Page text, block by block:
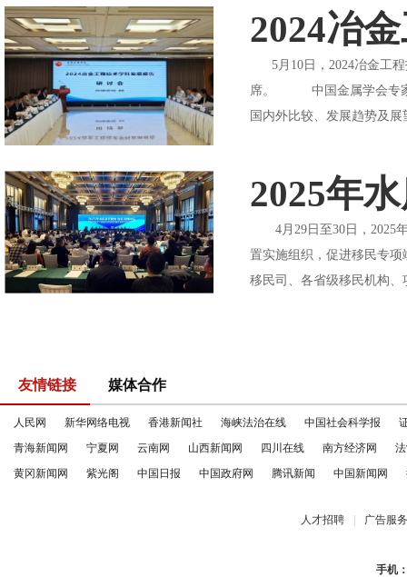
2024冶
5月10日，2024冶金工程
席。 中国金属学会专家委
国内外比较、发展趋势及
2025年
4月29日至30日，2025年
置实施组织，促进移民专
移民司、各省级移民机构
友情链接 媒体合作
人民网 新华网络电视 香港新闻社 海峡法治在线 中国社会科学报
青海新闻网
宁夏网 云南网 山西新闻网 四川在线 南方经济网
黄冈新闻网
紫光阁 中国日报 中国政府网 腾讯新闻 中国新闻网
人才招聘 广告服务
手机